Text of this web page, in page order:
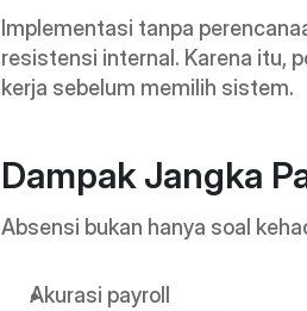
Implementasi tanpa
resistensi internal. Karena itu,
kerja sebelum memilih sistem.
Dampak Jangka
Absensi bukan hanya soal
Akurasi payroll